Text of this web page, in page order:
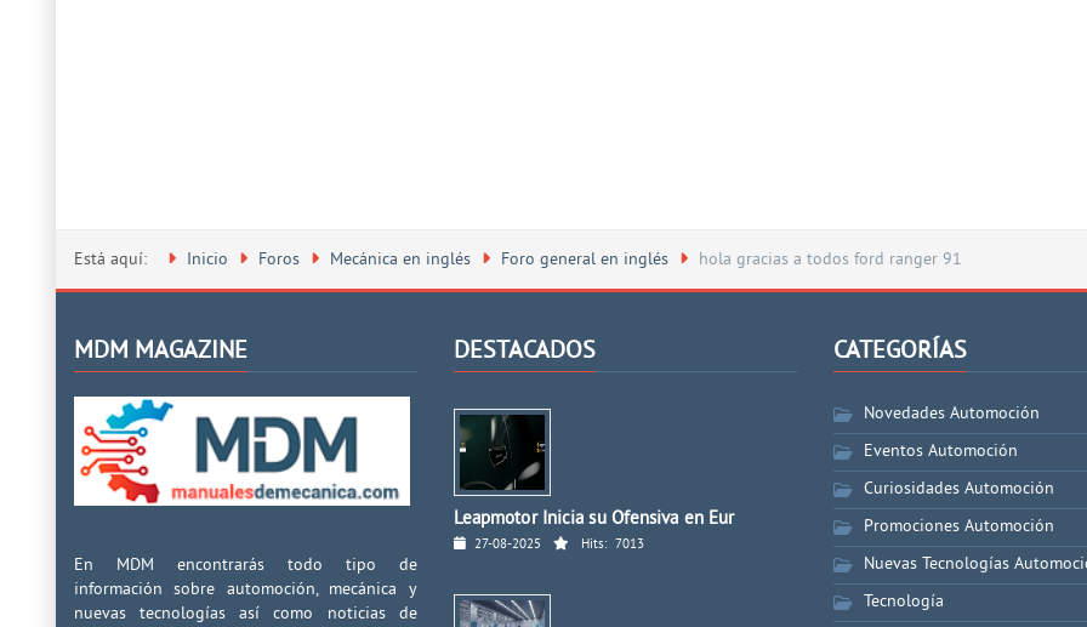
Está aquí: Inicio Foros Mecánica en inglés Foro general en inglés hola gracias a todos ford ranger 91
MDM MAGAZINE
En MDM encontrarás todo tipo de
información sobre automoción, mecánica y
nuevas tecnologías así como noticias de
DESTACADOS
Leapmotor Inicia su Ofensiva en Eur
27-08-2025 Hits: 7013
CATEGORÍAS
Novedades Automoción
Eventos Automoción
Curiosidades Automoción
Promociones Automoción
Nuevas Tecnologías
Tecnología